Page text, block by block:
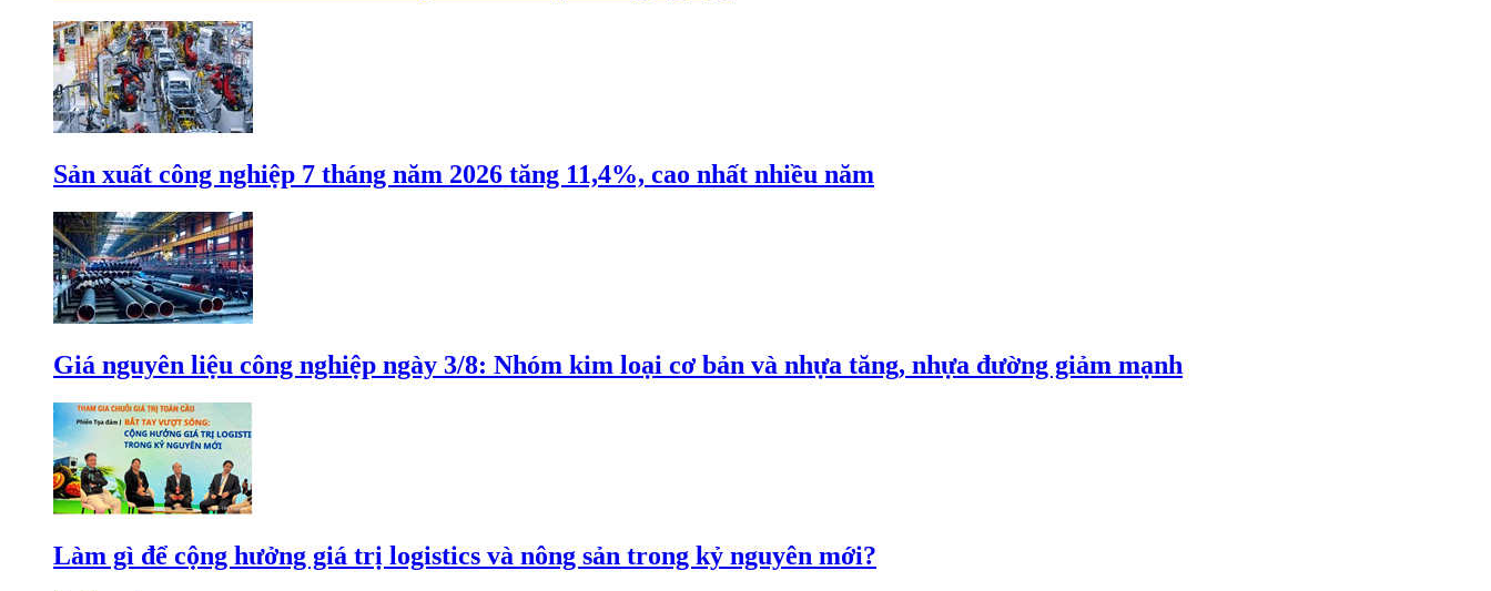
Sản xuất công nghiệp 7 tháng năm 2026 tăng 11,4%, cao nhất nhiều năm
Giá nguyên liệu công nghiệp ngày 3/8: Nhóm kim loại cơ bản và nhựa tăng, nhựa đường giảm mạnh
Làm gì để cộng hưởng giá trị logistics và nông sản trong kỷ nguyên mới?